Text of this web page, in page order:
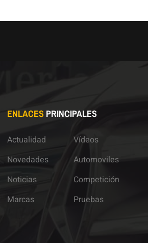
ENLACESPRINCIPALES
Actualidad
Novedades
Noticias
Marcas
Vídeos
Automoviles
Competición
Pruebas